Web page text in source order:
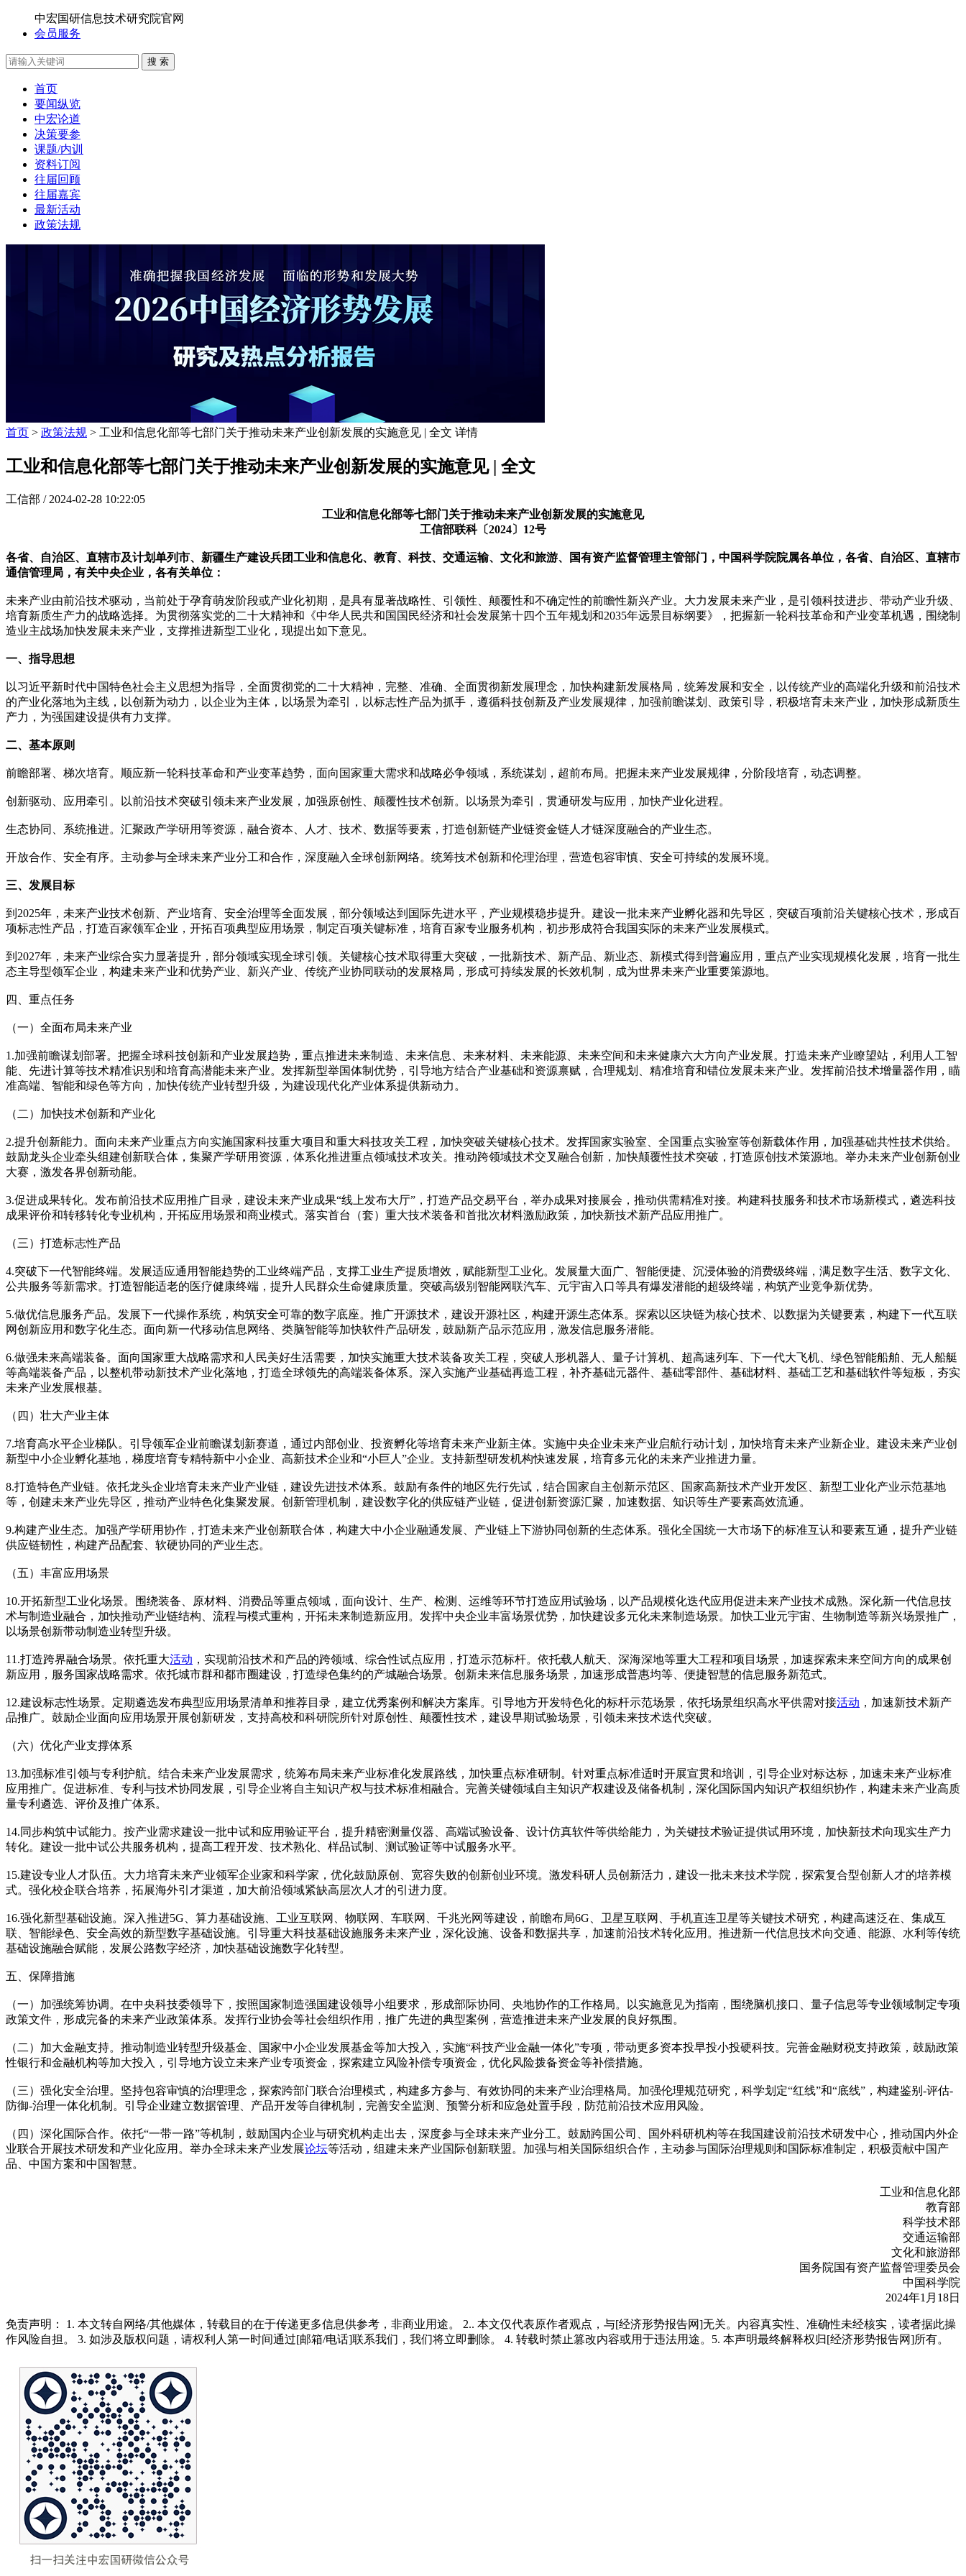
中宏国研信息技术研究院官网
会员服务
搜 索
首页
要闻纵览
中宏论道
决策要参
课题/内训
资料订阅
往届回顾
往届嘉宾
最新活动
政策法规
首页 > 政策法规 > 工业和信息化部等七部门关于推动未来产业创新发展的实施意见 | 全文 详情
工业和信息化部等七部门关于推动未来产业创新发展的实施意见 | 全文
工信部 / 2024-02-28 10:22:05
工业和信息化部等七部门关于推动未来产业创新发展的实施意见
工信部联科〔2024〕12号
各省、自治区、直辖市及计划单列市、新疆生产建设兵团工业和信息化、教育、科技、交通运输、文化和旅游、国有资产监督管理主管部门，中国科学院院属各单位，各省、自治区、直辖市
通信管理局，有关中央企业，各有关单位：
未来产业由前沿技术驱动，当前处于孕育萌发阶段或产业化初期，是具有显著战略性、引领性、颠覆性和不确定性的前瞻性新兴产业。大力发展未来产业，是引领科技进步、带动产业升级、
培育新质生产力的战略选择。为贯彻落实党的二十大精神和《中华人民共和国国民经济和社会发展第十四个五年规划和2035年远景目标纲要》，把握新一轮科技革命和产业变革机遇，围绕制
造业主战场加快发展未来产业，支撑推进新型工业化，现提出如下意见。
一、指导思想
以习近平新时代中国特色社会主义思想为指导，全面贯彻党的二十大精神，完整、准确、全面贯彻新发展理念，加快构建新发展格局，统筹发展和安全，以传统产业的高端化升级和前沿技术
的产业化落地为主线，以创新为动力，以企业为主体，以场景为牵引，以标志性产品为抓手，遵循科技创新及产业发展规律，加强前瞻谋划、政策引导，积极培育未来产业，加快形成新质生
产力，为强国建设提供有力支撑。
二、基本原则
前瞻部署、梯次培育。顺应新一轮科技革命和产业变革趋势，面向国家重大需求和战略必争领域，系统谋划，超前布局。把握未来产业发展规律，分阶段培育，动态调整。
创新驱动、应用牵引。以前沿技术突破引领未来产业发展，加强原创性、颠覆性技术创新。以场景为牵引，贯通研发与应用，加快产业化进程。
生态协同、系统推进。汇聚政产学研用等资源，融合资本、人才、技术、数据等要素，打造创新链产业链资金链人才链深度融合的产业生态。
开放合作、安全有序。主动参与全球未来产业分工和合作，深度融入全球创新网络。统筹技术创新和伦理治理，营造包容审慎、安全可持续的发展环境。
三、发展目标
到2025年，未来产业技术创新、产业培育、安全治理等全面发展，部分领域达到国际先进水平，产业规模稳步提升。建设一批未来产业孵化器和先导区，突破百项前沿关键核心技术，形成百
项标志性产品，打造百家领军企业，开拓百项典型应用场景，制定百项关键标准，培育百家专业服务机构，初步形成符合我国实际的未来产业发展模式。
到2027年，未来产业综合实力显著提升，部分领域实现全球引领。关键核心技术取得重大突破，一批新技术、新产品、新业态、新模式得到普遍应用，重点产业实现规模化发展，培育一批生
态主导型领军企业，构建未来产业和优势产业、新兴产业、传统产业协同联动的发展格局，形成可持续发展的长效机制，成为世界未来产业重要策源地。
四、重点任务
（一）全面布局未来产业
1.加强前瞻谋划部署。把握全球科技创新和产业发展趋势，重点推进未来制造、未来信息、未来材料、未来能源、未来空间和未来健康六大方向产业发展。打造未来产业瞭望站，利用人工智
能、先进计算等技术精准识别和培育高潜能未来产业。发挥新型举国体制优势，引导地方结合产业基础和资源禀赋，合理规划、精准培育和错位发展未来产业。发挥前沿技术增量器作用，瞄
准高端、智能和绿色等方向，加快传统产业转型升级，为建设现代化产业体系提供新动力。
（二）加快技术创新和产业化
2.提升创新能力。面向未来产业重点方向实施国家科技重大项目和重大科技攻关工程，加快突破关键核心技术。发挥国家实验室、全国重点实验室等创新载体作用，加强基础共性技术供给。
鼓励龙头企业牵头组建创新联合体，集聚产学研用资源，体系化推进重点领域技术攻关。推动跨领域技术交叉融合创新，加快颠覆性技术突破，打造原创技术策源地。举办未来产业创新创业
大赛，激发各界创新动能。
3.促进成果转化。发布前沿技术应用推广目录，建设未来产业成果“线上发布大厅”，打造产品交易平台，举办成果对接展会，推动供需精准对接。构建科技服务和技术市场新模式，遴选科技
成果评价和转移转化专业机构，开拓应用场景和商业模式。落实首台（套）重大技术装备和首批次材料激励政策，加快新技术新产品应用推广。
（三）打造标志性产品
4.突破下一代智能终端。发展适应通用智能趋势的工业终端产品，支撑工业生产提质增效，赋能新型工业化。发展量大面广、智能便捷、沉浸体验的消费级终端，满足数字生活、数字文化、
公共服务等新需求。打造智能适老的医疗健康终端，提升人民群众生命健康质量。突破高级别智能网联汽车、元宇宙入口等具有爆发潜能的超级终端，构筑产业竞争新优势。
5.做优信息服务产品。发展下一代操作系统，构筑安全可靠的数字底座。推广开源技术，建设开源社区，构建开源生态体系。探索以区块链为核心技术、以数据为关键要素，构建下一代互联
网创新应用和数字化生态。面向新一代移动信息网络、类脑智能等加快软件产品研发，鼓励新产品示范应用，激发信息服务潜能。
6.做强未来高端装备。面向国家重大战略需求和人民美好生活需要，加快实施重大技术装备攻关工程，突破人形机器人、量子计算机、超高速列车、下一代大飞机、绿色智能船舶、无人船艇
等高端装备产品，以整机带动新技术产业化落地，打造全球领先的高端装备体系。深入实施产业基础再造工程，补齐基础元器件、基础零部件、基础材料、基础工艺和基础软件等短板，夯实
未来产业发展根基。
（四）壮大产业主体
7.培育高水平企业梯队。引导领军企业前瞻谋划新赛道，通过内部创业、投资孵化等培育未来产业新主体。实施中央企业未来产业启航行动计划，加快培育未来产业新企业。建设未来产业创
新型中小企业孵化基地，梯度培育专精特新中小企业、高新技术企业和“小巨人”企业。支持新型研发机构快速发展，培育多元化的未来产业推进力量。
8.打造特色产业链。依托龙头企业培育未来产业产业链，建设先进技术体系。鼓励有条件的地区先行先试，结合国家自主创新示范区、国家高新技术产业开发区、新型工业化产业示范基地
等，创建未来产业先导区，推动产业特色化集聚发展。创新管理机制，建设数字化的供应链产业链，促进创新资源汇聚，加速数据、知识等生产要素高效流通。
9.构建产业生态。加强产学研用协作，打造未来产业创新联合体，构建大中小企业融通发展、产业链上下游协同创新的生态体系。强化全国统一大市场下的标准互认和要素互通，提升产业链
供应链韧性，构建产品配套、软硬协同的产业生态。
（五）丰富应用场景
10.开拓新型工业化场景。围绕装备、原材料、消费品等重点领域，面向设计、生产、检测、运维等环节打造应用试验场，以产品规模化迭代应用促进未来产业技术成熟。深化新一代信息技
术与制造业融合，加快推动产业链结构、流程与模式重构，开拓未来制造新应用。发挥中央企业丰富场景优势，加快建设多元化未来制造场景。加快工业元宇宙、生物制造等新兴场景推广，
以场景创新带动制造业转型升级。
11.打造跨界融合场景。依托重大活动 ，实现前沿技术和产品的跨领域、综合性试点应用，打造示范标杆。依托载人航天、深海深地等重大工程和项目场景，加速探索未来空间方向的成果创
新应用，服务国家战略需求。依托城市群和都市圈建设，打造绿色集约的产城融合场景。创新未来信息服务场景，加速形成普惠均等、便捷智慧的信息服务新范式。
12.建设标志性场景。定期遴选发布典型应用场景清单和推荐目录，建立优秀案例和解决方案库。引导地方开发特色化的标杆示范场景，依托场景组织高水平供需对接活动 ，加速新技术新产
品推广。鼓励企业面向应用场景开展创新研发，支持高校和科研院所针对原创性、颠覆性技术，建设早期试验场景，引领未来技术迭代突破。
（六）优化产业支撑体系
13.加强标准引领与专利护航。结合未来产业发展需求，统筹布局未来产业标准化发展路线，加快重点标准研制。针对重点标准适时开展宣贯和培训，引导企业对标达标，加速未来产业标准
应用推广。促进标准、专利与技术协同发展，引导企业将自主知识产权与技术标准相融合。完善关键领域自主知识产权建设及储备机制，深化国际国内知识产权组织协作，构建未来产业高质
量专利遴选、评价及推广体系。
14.同步构筑中试能力。按产业需求建设一批中试和应用验证平台，提升精密测量仪器、高端试验设备、设计仿真软件等供给能力，为关键技术验证提供试用环境，加快新技术向现实生产力
转化。建设一批中试公共服务机构，提高工程开发、技术熟化、样品试制、测试验证等中试服务水平。
15.建设专业人才队伍。大力培育未来产业领军企业家和科学家，优化鼓励原创、宽容失败的创新创业环境。激发科研人员创新活力，建设一批未来技术学院，探索复合型创新人才的培养模
式。强化校企联合培养，拓展海外引才渠道，加大前沿领域紧缺高层次人才的引进力度。
16.强化新型基础设施。深入推进5G、算力基础设施、工业互联网、物联网、车联网、千兆光网等建设，前瞻布局6G、卫星互联网、手机直连卫星等关键技术研究，构建高速泛在、集成互
联、智能绿色、安全高效的新型数字基础设施。引导重大科技基础设施服务未来产业，深化设施、设备和数据共享，加速前沿技术转化应用。推进新一代信息技术向交通、能源、水利等传统
基础设施融合赋能，发展公路数字经济，加快基础设施数字化转型。
五、保障措施
（一）加强统筹协调。在中央科技委领导下，按照国家制造强国建设领导小组要求，形成部际协同、央地协作的工作格局。以实施意见为指南，围绕脑机接口、量子信息等专业领域制定专项
政策文件，形成完备的未来产业政策体系。发挥行业协会等社会组织作用，推广先进的典型案例，营造推进未来产业发展的良好氛围。
（二）加大金融支持。推动制造业转型升级基金、国家中小企业发展基金等加大投入，实施“科技产业金融一体化”专项，带动更多资本投早投小投硬科技。完善金融财税支持政策，鼓励政策
性银行和金融机构等加大投入，引导地方设立未来产业专项资金，探索建立风险补偿专项资金，优化风险拨备资金等补偿措施。
（三）强化安全治理。坚持包容审慎的治理理念，探索跨部门联合治理模式，构建多方参与、有效协同的未来产业治理格局。加强伦理规范研究，科学划定“红线”和“底线”，构建鉴别-评估-
防御-治理一体化机制。引导企业建立数据管理、产品开发等自律机制，完善安全监测、预警分析和应急处置手段，防范前沿技术应用风险。
（四）深化国际合作。依托“一带一路”等机制，鼓励国内企业与研究机构走出去，深度参与全球未来产业分工。鼓励跨国公司、国外科研机构等在我国建设前沿技术研发中心，推动国内外企
业联合开展技术研发和产业化应用。举办全球未来产业发展论坛等活动，组建未来产业国际创新联盟。加强与相关国际组织合作，主动参与国际治理规则和国际标准制定，积极贡献中国产
品、中国方案和中国智慧。
工业和信息化部
教育部
科学技术部
交通运输部
文化和旅游部
国务院国有资产监督管理委员会
中国科学院
2024年1月18日
免责声明： 1. 本文转自网络/其他媒体，转载目的在于传递更多信息供参考，非商业用途。 2.. 本文仅代表原作者观点，与[经济形势报告网]无关。内容真实性、准确性未经核实，读者据此操
作风险自担。 3. 如涉及版权问题，请权利人第一时间通过[邮箱/电话]联系我们，我们将立即删除。 4. 转载时禁止篡改内容或用于违法用途。5. 本声明最终解释权归[经济形势报告网]所有。